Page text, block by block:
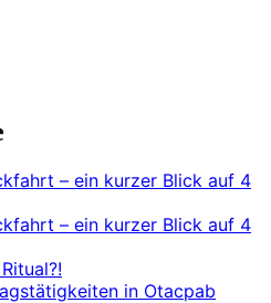
– ein kurzer Blick auf 4
– ein kurzer Blick auf 4
in Otacpab